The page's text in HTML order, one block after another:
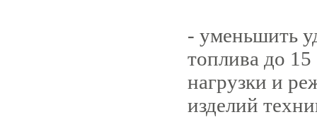
- уменьшить
топлива до
нагрузки и
изделий